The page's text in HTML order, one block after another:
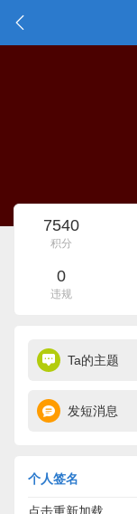
7540
积分
0
违规
Ta的主题
发短消息
个人签名